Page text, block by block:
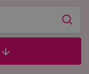
Sök